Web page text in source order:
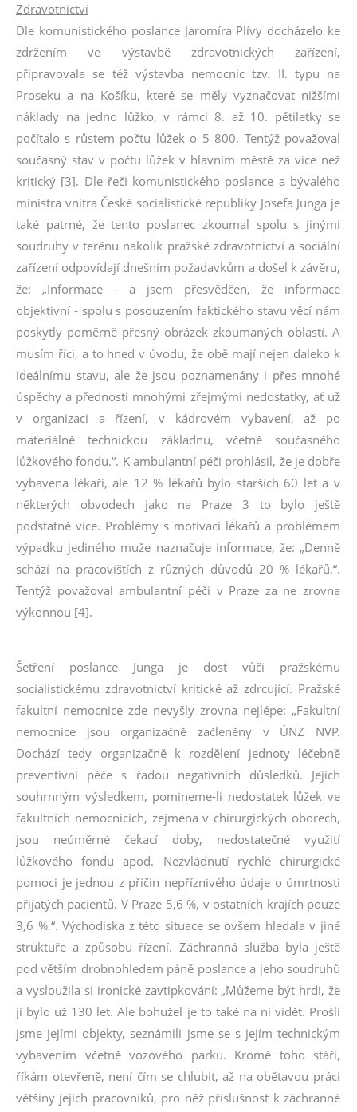
Zdravotnictví
Dle komunistického poslance Jaromíra Plívy docházelo ke
zdržením ve výstavbě zdravotnických zařízení,
připravovala se též výstavba nemocnic tzv. II. typu na
Proseku a na Košíku, které se měly vyznačovat nižšími
náklady na jedno lůžko, v rámci 8. až 10. pětiletky se
počítalo s růstem počtu lůžek o 5 800. Tentýž považoval
současný stav v počtu lůžek v hlavním městě za více než
kritický [3]. Dle řeči komunistického poslance a bývalého
ministra vnitra České socialistické republiky Josefa Junga je
také patrné, že tento poslanec zkoumal spolu s jinými
soudruhy v terénu nakolik pražské zdravotnictví a sociální
zařízení odpovídají dnešním požadavkům a došel k závěru,
že: „Informace - a jsem přesvědčen, že informace
objektivní - spolu s posouzením faktického stavu věcí nám
poskytly poměrně přesný obrázek zkoumaných oblastí. A
musím říci, a to hned v úvodu, že obě mají nejen daleko k
ideálnímu stavu, ale že jsou poznamenány i přes mnohé
úspěchy a přednosti mnohými zřejmými nedostatky, ať už
v organizaci a řízení, v kádrovém vybavení, až po
materiálně technickou základnu, včetně současného
lůžkového fondu.“. K ambulantní péči prohlásil, že je dobře
vybavena lékaři, ale 12 % lékařů bylo starších 60 let a v
některých obvodech jako na Praze 3 to bylo ještě
podstatně více. Problémy s motivací lékařů a problémem
výpadku jediného muže naznačuje informace, že: „Denně
schází na pracovištích z různých důvodů 20 % lékařů.“.
Tentýž považoval ambulantní péči v Praze za ne zrovna
výkonnou [4].
Šetření poslance Junga je dost vůči pražskému
socialistickému zdravotnictví kritické až zdrcující. Pražské
fakultní nemocnice zde nevyšly zrovna nejlépe: „Fakultní
nemocnice jsou organizačně začleněny v ÚNZ NVP.
Dochází tedy organizačně k rozdělení jednoty léčebně
preventivní péče s řadou negativních důsledků. Jejich
souhrnným výsledkem, pomineme-li nedostatek lůžek ve
fakultních nemocnicích, zejména v chirurgických oborech,
jsou neúměrné čekací doby, nedostatečné využití
lůžkového fondu apod. Nezvládnutí rychlé chirurgické
pomoci je jednou z příčin nepříznivého údaje o úmrtnosti
přijatých pacientů. V Praze 5,6 %, v ostatních krajích pouze
3,6 %.“. Východiska z této situace se ovšem hledala v jiné
struktuře a způsobu řízení. Záchranná služba byla ještě
pod větším drobnohledem páně poslance a jeho soudruhů
a vysloužila si ironické zavtipkování: „Můžeme být hrdi, že
jí bylo už 130 let. Ale bohužel je to také na ní vidět. Prošli
jsme jejími objekty, seznámili jsme se s jejím technickým
vybavením včetně vozového parku. Kromě toho stáří,
říkám otevřeně, není čím se chlubit, až na obětavou práci
většiny jejích pracovníků, pro něž příslušnost k záchranné